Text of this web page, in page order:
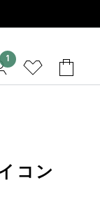
1
コン